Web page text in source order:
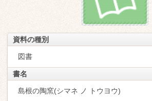
資料の種別
図書
書名
島根の陶窯(シマネ ノ トウヨウ)